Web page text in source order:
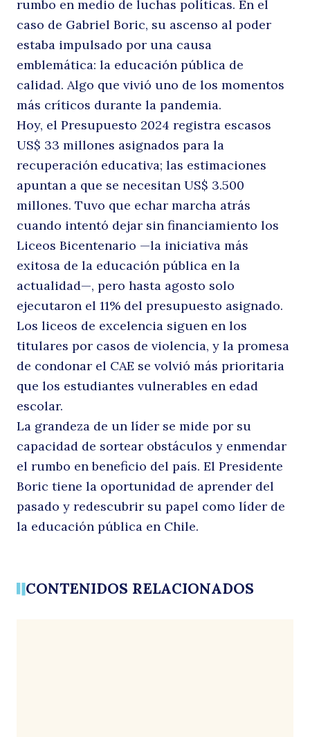
Buscar
rumbo en medio de luchas políticas. En el
caso de Gabriel Boric, su ascenso al poder
estaba impulsado por una causa
emblemática: la educación pública de
calidad. Algo que vivió uno de los momentos
más críticos durante la pandemia.
Hoy, el Presupuesto 2024 registra escasos
US$ 33 millones asignados para la
recuperación educativa; las estimaciones
apuntan a que se necesitan US$ 3.500
millones. Tuvo que echar marcha atrás
cuando intentó dejar sin financiamiento los
Liceos Bicentenario —la iniciativa más
exitosa de la educación pública en la
actualidad—, pero hasta agosto solo
ejecutaron el 11% del presupuesto asignado.
Los liceos de excelencia siguen en los
titulares por casos de violencia, y la promesa
de condonar el CAE se volvió más prioritaria
que los estudiantes vulnerables en edad
escolar.
La grandeza de un líder se mide por su
capacidad de sortear obstáculos y enmendar
el rumbo en beneficio del país. El Presidente
Boric tiene la oportunidad de aprender del
pasado y redescubrir su papel como líder de
la educación pública en Chile.
CONTENIDOS RELACIONADOS